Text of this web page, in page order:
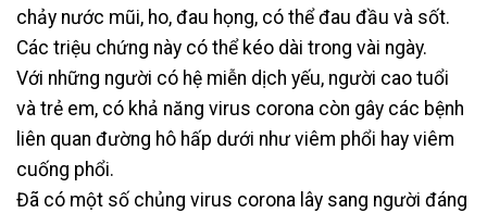
chảy nước mũi, ho, đau họng, có thể đau đầu và sốt.
Các triệu chứng này có thể kéo dài trong vài ngày.
Với những người có hệ miễn dịch yếu, người cao tuổi
và trẻ em, có khả năng virus corona còn gây các bệnh
liên quan đường hô hấp dưới như viêm phổi hay viêm
cuống phổi.
Đã có một số chủng virus corona lây sang người đáng